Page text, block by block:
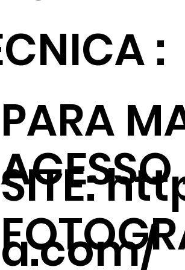
PARA
SITE:
a.com/
: